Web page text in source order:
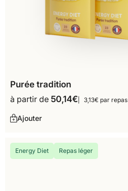
Purée tradition
à partir de 50,14€ 3,13€ par repas
Ajouter
Energy Diet Repas léger